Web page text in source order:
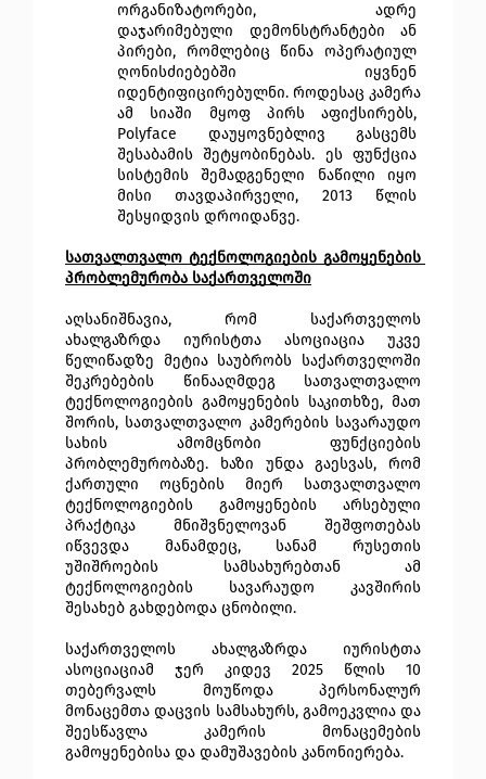
ორგანიზატორები, ადრე
დაჯარიმებული დემონსტრანტები ან
პირები, რომლებიც წინა ოპერატიულ
ღონისძიებებში იყვნენ
იდენტიფიცირებულნი. როდესაც კამერა
ამ სიაში მყოფ პირს აფიქსირებს,
Polyface დაუყოვნებლივ გასცემს
შესაბამის შეტყობინებას. ეს ფუნქცია
სისტემის შემადგენელი ნაწილი იყო
მისი თავდაპირველი, 2013 წლის
შესყიდვის დროიდანვე.
სათვალთვალო ტექნოლოგიების გამოყენების
პრობლემურობა საქართველოში
აღსანიშნავია, რომ საქართველოს
ახალგაზრდა იურისტთა ასოციაცია უკვე
წელიწადზე მეტია საუბრობს საქართველოში
შეკრებების წინააღმდეგ სათვალთვალო
ტექნოლოგიების გამოყენების საკითხზე, მათ
შორის, სათვალთვალო კამერების სავარაუდო
სახის ამომცნობი ფუნქციების
პრობლემურობაზე. ხაზი უნდა გაესვას, რომ
ქართული ოცნების მიერ სათვალთვალო
ტექნოლოგიების გამოყენების არსებული
პრაქტიკა მნიშვნელოვან შეშფოთებას
იწვევდა მანამდეც, სანამ რუსეთის
უშიშროების სამსახურებთან ამ
ტექნოლოგიების სავარაუდო კავშირის
შესახებ გახდებოდა ცნობილი.
საქართველოს ახალგაზრდა იურისტთა
ასოციაციამ ჯერ კიდევ 2025 წლის 10
თებერვალს მოუწოდა პერსონალურ
მონაცემთა დაცვის სამსახურს, გამოეკვლია და
შეესწავლა კამერის მონაცემების
გამოყენებისა და დამუშავების კანონიერება.